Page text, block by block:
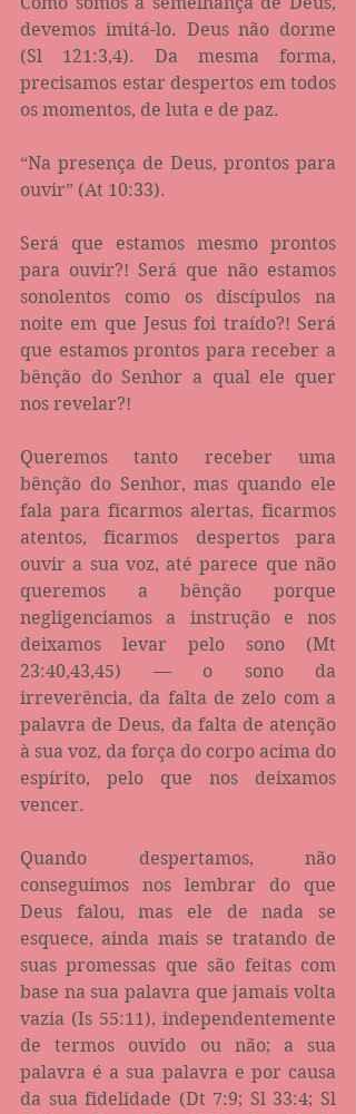
devemos imitá-lo. Deus não dorme
(Sl 121:3,4). Da mesma forma,
precisamos estar despertos em todos
os momentos, de luta e de paz.
“Na presença de Deus, prontos para
ouvir” (At 10:33).
Será que estamos mesmo prontos
para ouvir?! Será que não estamos
sonolentos como os discípulos na
noite em que Jesus foi traído?! Será
que estamos prontos para receber a
bênção do Senhor a qual ele quer
nos revelar?!
Queremos tanto receber uma
bênção do Senhor, mas quando ele
fala para ficarmos alertas, ficarmos
atentos, ficarmos despertos para
ouvir a sua voz, até parece que não
queremos a bênção porque
negligenciamos a instrução e nos
deixamos levar pelo sono (Mt
23:40,43,45) — o sono da
irreverência, da falta de zelo com a
palavra de Deus, da falta de atenção
à sua voz, da força do corpo acima do
espírito, pelo que nos deixamos
vencer.
Quando despertamos, não
conseguimos nos lembrar do que
Deus falou, mas ele de nada se
esquece, ainda mais se tratando de
suas promessas que são feitas com
base na sua palavra que jamais volta
vazia (Is 55:11), independentemente
de termos ouvido ou não; a sua
palavra é a sua palavra e por causa
da sua fidelidade (Dt 7:9; Sl 33:4; Sl